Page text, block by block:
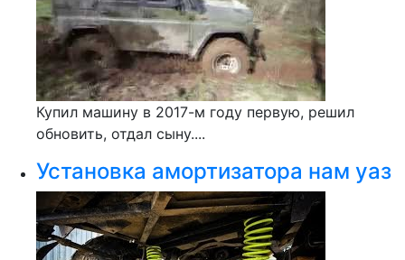
Купил машину в 2017-м году первую, решил
обновить, отдал сыну....
Установка амортизатора нам уаз